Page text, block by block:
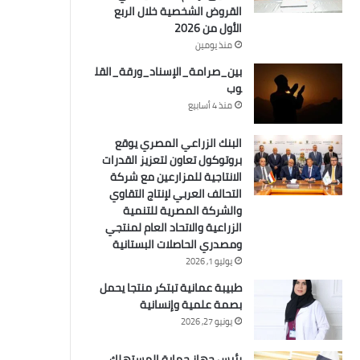
القروض الشخصية خلال الربع
الأول من 2026
منذ يومين
بين_صرامة_الإسناد_ورقة_القل
وب
منذ 4 أسابيع
البنك الزراعي المصري يوقع
بروتوكول تعاون لتعزيز القدرات
الانتاجية للمزارعين مع شركة
التحالف العربي لإنتاج التقاوي
والشركة المصرية للتنمية
الزراعية والاتحاد العام لمنتجي
ومصدري الحاصلات البستانية
يوليو 1, 2026
طبيبة عمانية تبتكر منتجا يحمل
بصمة علمية وإنسانية
يونيو 27, 2026